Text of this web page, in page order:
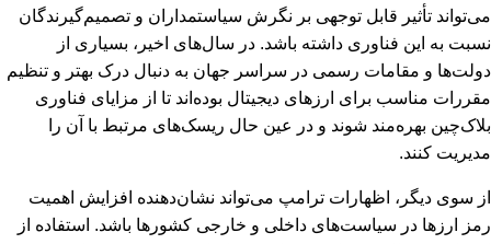
می‌تواند تأثیر قابل توجهی بر نگرش سیاستمداران و تصمیم‌گیرندگان
نسبت به این فناوری داشته باشد. در سال‌های اخیر، بسیاری از
دولت‌ها و مقامات رسمی در سراسر جهان به دنبال درک بهتر و تنظیم
مقررات مناسب برای ارزهای دیجیتال بوده‌اند تا از مزایای فناوری
بلاک‌چین بهره‌مند شوند و در عین حال ریسک‌های مرتبط با آن را
مدیریت کنند.
از سوی دیگر، اظهارات ترامپ می‌تواند نشان‌دهنده افزایش اهمیت
رمز ارزها در سیاست‌های داخلی و خارجی کشورها باشد. استفاده از